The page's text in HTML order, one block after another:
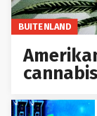
BUITENLAND